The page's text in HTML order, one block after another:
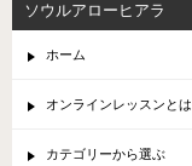
ソウルアローヒアラ
ホーム
オンラインレッスンとは
カテゴリーから選ぶ